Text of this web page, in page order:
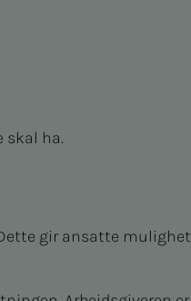
skal ha.
gir ansatte mulighet